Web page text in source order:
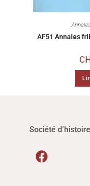
AF51 Annales
Société